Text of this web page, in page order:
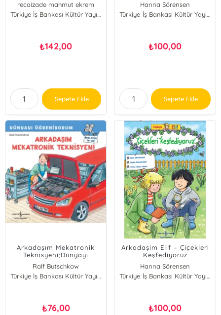
recaizade mahmut ekrem
Türkiye İş Bankası Kültür Yayınları
₺142,00
Sepete Ekle
Hanna Sörensen
Türkiye İş Bankası Kültür Yayınları
₺100,00
Sepete Ekle
Arkadaşım Mekatronik
Teknisyeni;Dünyayı
Öğreniyorum
Ralf Butschkow
Türkiye İş Bankası Kültür Yayınları
₺76,00
Arkadaşim Elif – Çiçekleri
Keşfediyoruz
Hanna Sörensen
Türkiye İş Bankası Kültür Yayınları
₺100,00